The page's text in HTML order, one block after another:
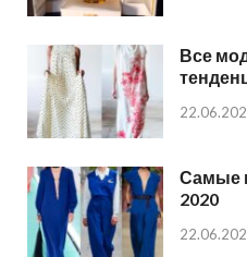
Все
Самые
2020